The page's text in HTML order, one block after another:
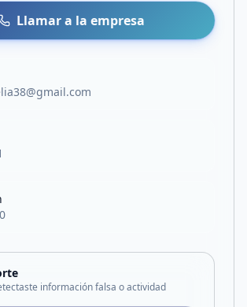
Llamar a la empresa
información falsa o actividad